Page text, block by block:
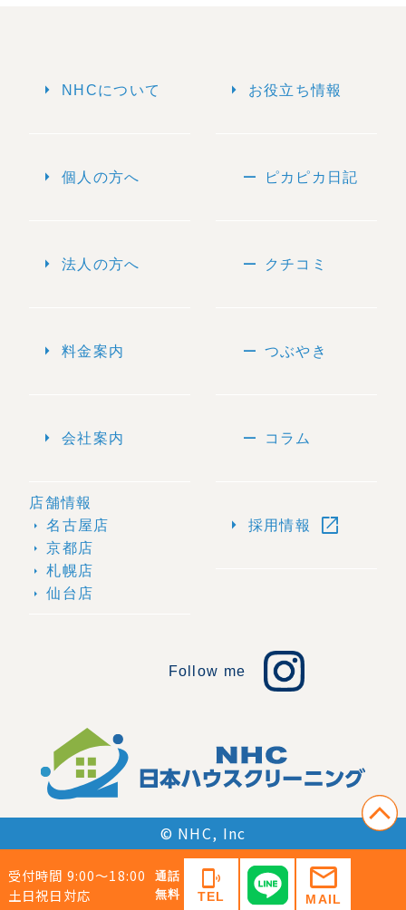
受付時間 9:00〜18:00
土日祝日対応
通話
無料
phonelink_ring
TEL
mail
MAIL
arrow_right NHCについて
arrow_right 個人の方へ
arrow_right 法人の方へ
arrow_right 料金案内
arrow_right 会社案内
店舗情報
arrow_right 名古屋店
arrow_right 京都店
arrow_right 札幌店
arrow_right 仙台店
arrow_right お役立ち情報
remove ピカピカ日記
remove クチコミ
remove つぶやき
remove コラム
arrow_right 採用情報 open_in_new
Follow me
© NHC, Inc